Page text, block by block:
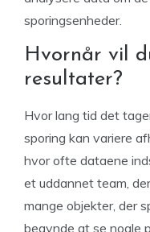
sporingsenheder.
Hvornår vil
resultater?
Hvor lang tid det
sporing kan variere
hvor ofte dataene
et uddannet team,
mange objekter, der
begynde at se nogle